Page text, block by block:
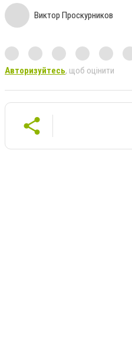
Виктор Проскурников
Авторизуйтесь, щоб оцінити